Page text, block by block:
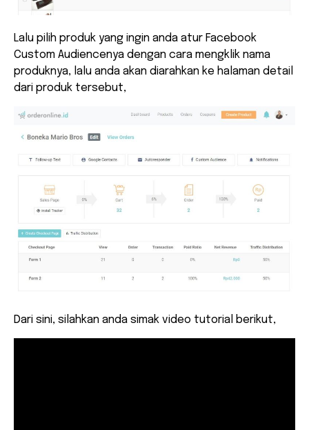
Lalu pilih produk yang ingin anda atur Facebook
Custom Audiencenya dengan cara mengklik nama
produknya, lalu anda akan diarahkan ke halaman detail
dari produk tersebut,
Dari sini, silahkan anda simak video tutorial berikut,